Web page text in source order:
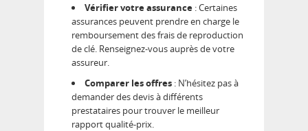
Vérifier votre assurance : Certaines
assurances peuvent prendre en charge le
remboursement des frais de reproduction
de clé. Renseignez-vous auprès de votre
assureur.
Comparer les offres : N’hésitez pas à
demander des devis à différents
prestataires pour trouver le meilleur
rapport qualité-prix.